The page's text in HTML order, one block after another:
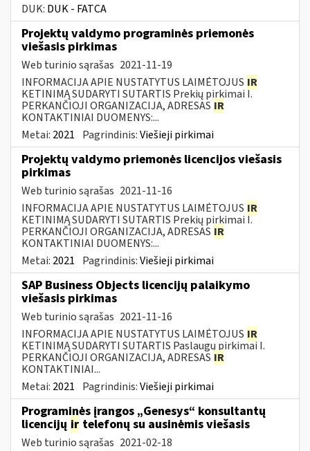
DUK: DUK - FATCA
Projektų valdymo programinės priemonės
viešasis pirkimas
Web turinio sąrašas 2021-11-19
INFORMACIJA APIE NUSTATYTUS LAIMĖTOJUS IR
KETINIMĄ SUDARYTI SUTARTIS Prekių pirkimai I.
PERKANČIOJI ORGANIZACIJA, ADRESAS IR
KONTAKTINIAI DUOMENYS:...
Metai: 2021 Pagrindinis:Viešieji pirkimai
Projektų valdymo priemonės licencijos viešasis
pirkimas
Web turinio sąrašas 2021-11-16
INFORMACIJA APIE NUSTATYTUS LAIMĖTOJUS IR
KETINIMĄ SUDARYTI SUTARTIS Prekių pirkimai I.
PERKANČIOJI ORGANIZACIJA, ADRESAS IR
KONTAKTINIAI DUOMENYS:...
Metai: 2021 Pagrindinis:Viešieji pirkimai
SAP Business Objects licencijų palaikymo
viešasis pirkimas
Web turinio sąrašas 2021-11-16
INFORMACIJA APIE NUSTATYTUS LAIMĖTOJUS IR
KETINIMĄ SUDARYTI SUTARTIS Paslaugų pirkimai I.
PERKANČIOJI ORGANIZACIJA, ADRESAS IR
KONTAKTINIAI...
Metai: 2021 Pagrindinis:Viešieji pirkimai
Programinės įrangos „Genesys“ konsultantų
licencijų ir telefonų su ausinėmis viešasis
Web turinio sąrašas 2021-02-18